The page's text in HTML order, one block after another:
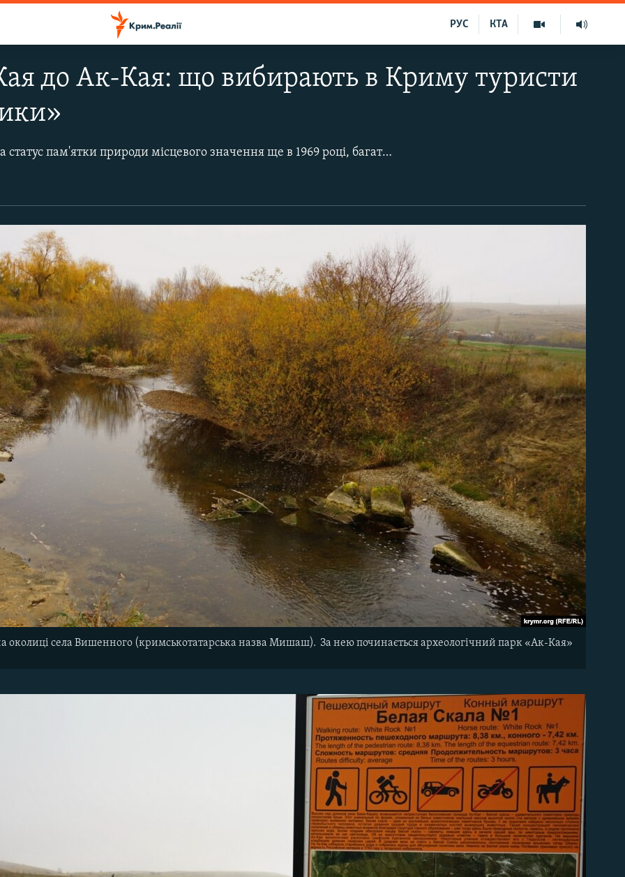
КТА
РУС
до Ак-Кая: що вибирають в Криму туристи
Скеля Ак-Кая отримала статус пам'ятки природи місцевого значення ще в 1969 році, багато в чому завдяки результатам розкопок експедиції Інституту археології АН України. Тоді виявили 20 стоянок первісної людини мустьєрської епохи (середнього палеоліту). Ак-Кая привертає увагу не тільки туристів, але і кінематографістів. Тут проходили натурні зйомки епізодів таких відомих радянських кінокартин, як «Вершник без голови», «Людина з бульвару Капуцинів» та інших.
околиці села Вишенного (кримськотатарська назва Мишаш). За нею починається археологічний парк «Ак-Кая»